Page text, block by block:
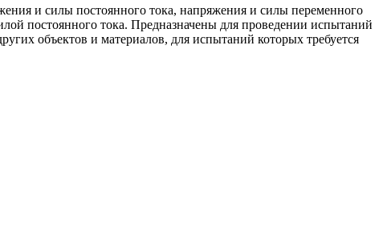
и силы постоянного тока, напряжения и силы переменного
постоянного тока. Предназначены для проведении испытаний
объектов и материалов, для испытаний которых требуется